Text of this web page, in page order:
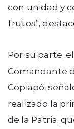
con unidad y
frutos”,
Por su parte,
Comandante
Copiapó,
realizado la
de la Patria,